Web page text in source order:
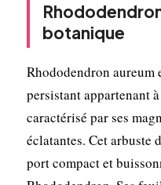
botanique
Rhododendron aureum
persistant appartenant
caractérisé par ses
éclatantes. Cet arbuste
port compact et